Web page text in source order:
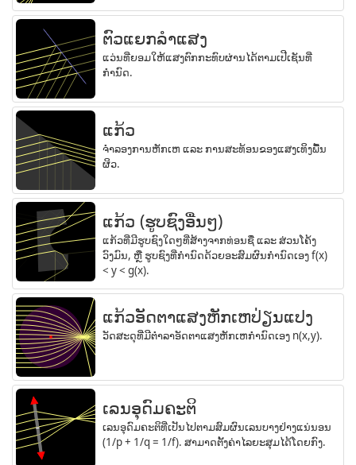
ຕົວແຍກລຳແສງ
ແວ່ນທີ່ຍອມໃຫ້ແສງຕົກກະທົບຜ່ານໄດ້ຕາມເປີເຊັນທີ່
ກຳນົດ.
ແກ້ວ
ຈຳລອງການຫັກເຫ ແລະ ການສະທ້ອນຂອງແສງເທິງພື້ນ
ຜິວ.
ແກ້ວ (ຮູບຊົງອື່ນໆ)
ແກ້ວທີ່ມີຮູບຊົງໃດໆທີ່ສ້າງຈາກທ່ອນຊື່ ແລະ ສ່ວນໂຄ້ງ
ວົງມົນ, ຫຼື ຮູບຊົງທີ່ກຳນົດດ້ວຍອະສົມຜົນກຳນົດເອງ f(x)
< y < g(x).
ແກ້ວອັດຕາແສງຫັກເຫປ່ຽນແປງ
ວັດສະດຸທີ່ມີຕຳລາອັດຕາແສງຫັກເຫກຳນົດເອງ n(x,y).
ເລນອຸດົມຄະຕິ
ເລນອຸດົມຄະຕິທີ່ເປັນໄປຕາມສົມຜົນເລນບາງຢ່າງແນ່ນອນ
(1/p + 1/q = 1/f). ສາມາດຕັ້ງຄ່າໄລຍະສຸມໄດ້ໂດຍກົງ.